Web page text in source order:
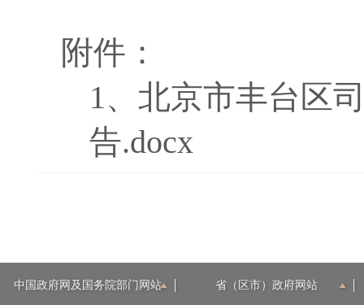
附件：
1、 北京市丰台区
告.docx
中国政府网及国务院部门网站 省（区市）政府网站